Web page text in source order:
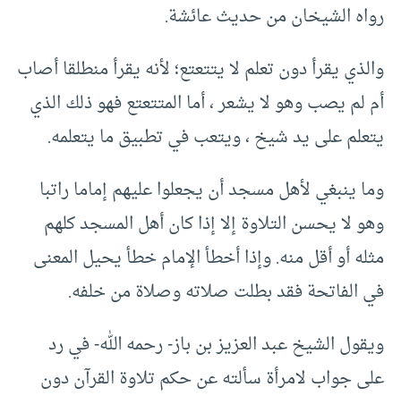
رواه الشيخان من حديث عائشة.
والذي يقرأ دون تعلم لا يتتعتع؛ لأنه يقرأ منطلقا أصاب
أم لم يصب وهو لا يشعر ، أما المتتعتع فهو ذلك الذي
يتعلم على يد شيخ ، ويتعب في تطبيق ما يتعلمه.
وما ينبغي لأهل مسجد أن يجعلوا عليهم إماما راتبا
وهو لا يحسن التلاوة إلا إذا كان أهل المسجد كلهم
مثله أو أقل منه. وإذا أخطأ الإمام خطأ يحيل المعنى
في الفاتحة فقد بطلت صلاته وصلاة من خلفه.
ويقول الشيخ عبد العزيز بن باز- رحمه الله- في رد
على جواب لامرأة سألته عن حكم تلاوة القرآن دون